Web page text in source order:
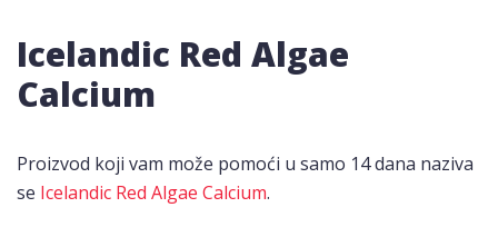
Icelandic Red Algae
Calcium
Proizvod koji vam može pomoći u samo 14 dana naziva
se Icelandic Red Algae Calcium.